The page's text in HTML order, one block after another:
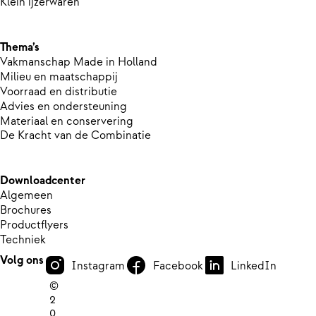
Thema’s
Vakmanschap Made in Holland
Milieu en maatschappij
Voorraad en distributie
Advies en ondersteuning
Materiaal en conservering
De Kracht van de Combinatie
Downloadcenter
Algemeen
Brochures
Productflyers
Techniek
Volg ons
Instagram Facebook
LinkedIn
©
2